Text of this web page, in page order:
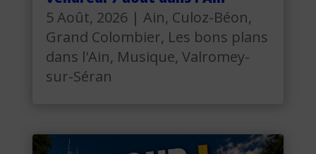
5 Août, 2026| Ain, Culoz-Béon,
Grand Colombier, Les bons plans
dans l'Ain, Musique, Valromey-
sur-Séran